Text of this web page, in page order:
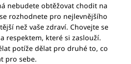
nebudete obtěžovat chodit na
rozhodnete pro nejlevnějšího
než vaše zdraví. Chovejte se
respektem, které si zaslouží.
potíže dělat pro druhé to, co
pro sebe.